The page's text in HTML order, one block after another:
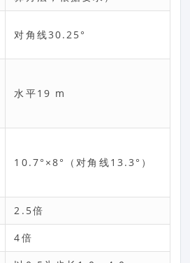
对角线30.25°
水平19 m
10.7°×8°（对角线13.3°）
2.5倍
4倍